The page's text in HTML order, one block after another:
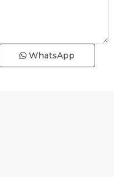
WhatsApp